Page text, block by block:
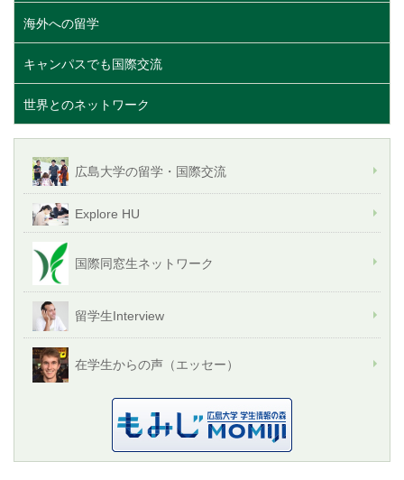
海外への留学
キャンパスでも国際交流
世界とのネットワーク
広島大学の留学・国際交流
Explore HU
国際同窓生ネットワーク
留学生Interview
在学生からの声（エッセー）